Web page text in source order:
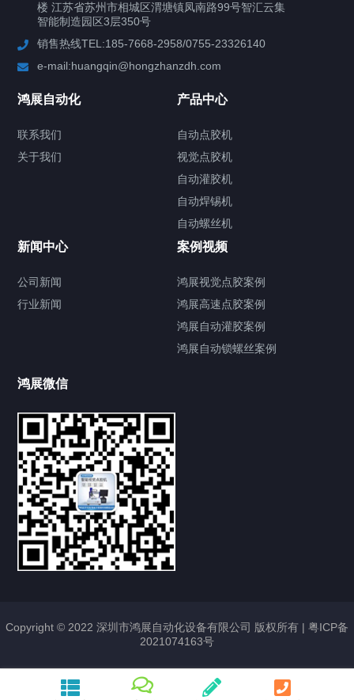
案例视频
联系我们
关于我们
提交您的需求，获取产品资料与报价
亦可拨打我们的24小时服务咨询热线
185-7668-2958
楼 江苏省苏州市相城区渭塘镇凤南路99号智汇云集
智能制造园区3层350号
销售热线TEL:185-7668-2958/0755-23326140
e-mail:huangqin@hongzhanzdh.com
鸿展自动化
联系我们
关于我们
产品中心
自动点胶机
视觉点胶机
自动灌胶机
自动焊锡机
自动螺丝机
新闻中心
公司新闻
行业新闻
案例视频
鸿展视觉点胶案例
鸿展高速点胶案例
鸿展自动灌胶案例
鸿展自动锁螺丝案例
鸿展微信
Copyright © 2022 深圳市鸿展自动化设备有限公司 版权所有 | 粤ICP备
2021074163号